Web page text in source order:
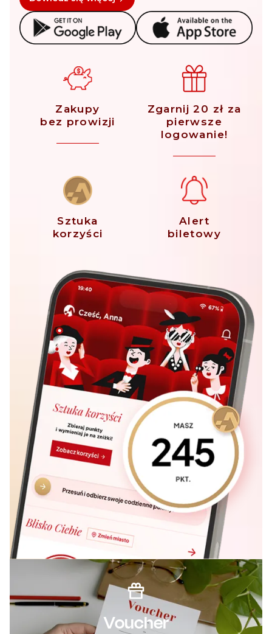
Zakupy
bez prowizji
Zgarnij 20 zł za
pierwsze
logowanie!
Sztuka
korzyści
Alert
biletowy
Voucher